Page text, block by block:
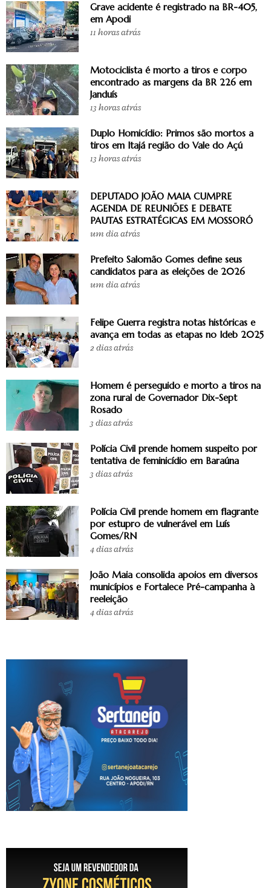
Grave acidente é registrado na BR-405,
em Apodi
11 horas atrás
Motociclista é morto a tiros e corpo
encontrado as margens da BR 226 em
Janduís
13 horas atrás
Duplo Homicídio: Primos são mortos a
tiros em Itajá região do Vale do Açú
13 horas atrás
DEPUTADO JOÃO MAIA CUMPRE
AGENDA DE REUNIÕES E DEBATE
PAUTAS ESTRATÉGICAS EM MOSSORÓ
um dia atrás
Prefeito Salomão Gomes define seus
candidatos para as eleições de 2026
um dia atrás
Felipe Guerra registra notas históricas e
avança em todas as etapas no Ideb 2025
2 dias atrás
Homem é perseguido e morto a tiros na
zona rural de Governador Dix-Sept
Rosado
3 dias atrás
Polícia Civil prende homem suspeito por
tentativa de feminicídio em Baraúna
3 dias atrás
Polícia Civil prende homem em flagrante
por estupro de vulnerável em Luís
Gomes/RN
4 dias atrás
João Maia consolida apoios em diversos
municípios e Fortalece Pré-campanha à
reeleição
4 dias atrás